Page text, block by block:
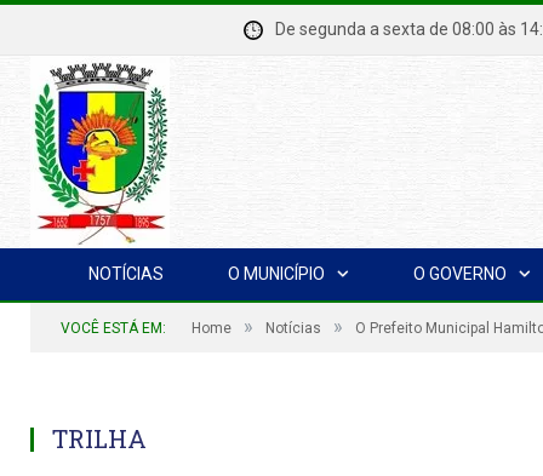
De segunda a sexta de 08:00
NOTÍCIAS O MUNICÍPIO O GOVERNO
VOCÊ ESTÁ EM: Home » Notícias » O Prefeito Municipal
TRILHA